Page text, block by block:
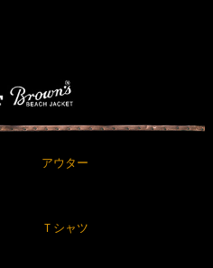
アウター
Ｔシャツ